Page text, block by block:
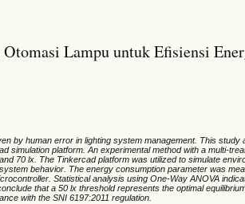
Lampu untuk Efisiensi
by human error in lighting system management. This
simulation platform. An experimental method with a multi-
70 lx. The Tinkercad platform was utilized to simulate
behavior. The energy consumption parameter was
Statistical analysis using One-Way ANOVA
that a 50 lx threshold represents the optimal
with the SNI 6197:2011 regulation.